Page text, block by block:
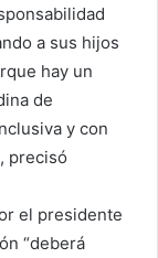
a sus hijos
hay un
de
y con
precisó
el presidente
“deberá